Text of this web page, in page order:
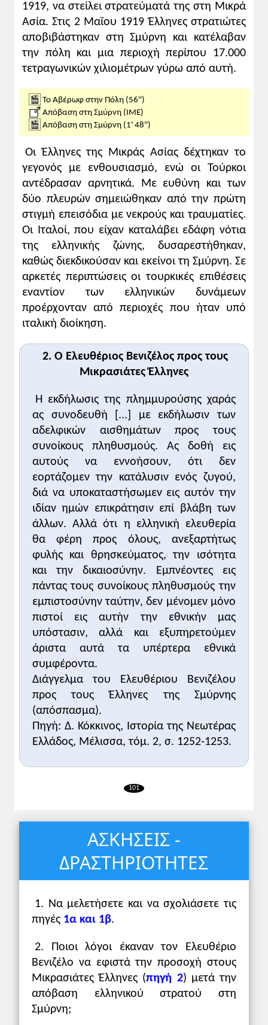
1919, να στείλει στρατεύματά της στη Μικρά
Ασία. Στις 2 Μαΐου 1919 Έλληνες στρατιώτες
αποβιβάστηκαν στη Σμύρνη και κατέλαβαν
την πόλη και μια περιοχή περίπου 17.000
τετραγωνικών χιλιομέτρων γύρω από αυτή.
Το Αβέρωφ στην Πόλη (56'')
Απόβαση στη Σμύρνη (ΙΜΕ)
Απόβαση στη Σμύρνη (1' 48'')
Οι Έλληνες της Μικράς Ασίας δέχτηκαν το
γεγονός με ενθουσιασμό, ενώ οι Τούρκοι
αντέδρασαν αρνητικά. Με ευθύνη και των
δύο πλευρών σημειώθηκαν από την πρώτη
στιγμή επεισόδια με νεκρούς και τραυματίες.
Οι Ιταλοί, που είχαν καταλάβει εδάφη νότια
της ελληνικής ζώνης, δυσαρεστήθηκαν,
καθώς διεκδικούσαν και εκείνοι τη Σμύρνη. Σε
αρκετές περιπτώσεις οι τουρκικές επιθέσεις
εναντίον των ελληνικών δυνάμεων
προέρχονταν από περιοχές που ήταν υπό
ιταλική διοίκηση.
2. Ο Ελευθέριος Βενιζέλος προς τους
Μικρασιάτες Έλληνες
Η εκδήλωσις της πλημμυρούσης χαράς
ας συνοδευθή [...] με εκδήλωσιν των
αδελφικών αισθημάτων προς τους
συνοίκους πληθυσμούς. Ας δοθή εις
αυτούς να εννοήσουν, ότι δεν
εορτάζομεν την κατάλυσιν ενός ζυγού,
διά να υποκαταστήσωμεν εις αυτόν την
ιδίαν ημών επικράτησιν επί βλάβη των
άλλων. Αλλά ότι η ελληνική ελευθερία
θα φέρη προς όλους, ανεξαρτήτως
φυλής και θρησκεύματος, την ισότητα
και την δικαιοσύνην. Εμπνέοντες εις
πάντας τους συνοίκους πληθυσμούς την
εμπιστοσύνην ταύτην, δεν μένομεν μόνο
πιστοί εις αυτήν την εθνικήν μας
υπόστασιν, αλλά και εξυπηρετούμεν
άριστα αυτά τα υπέρτερα εθνικά
συμφέροντα.
Διάγγελμα του Ελευθέριου Βενιζέλου
προς τους Έλληνες της Σμύρνης
(απόσπασμα).
Πηγή: Δ. Κόκκινος, Ιστορία της Νεωτέρας
Ελλάδος, Μέλισσα, τόμ. 2, σ. 1252-1253.
101
ΑΣΚΗΣΕΙΣ -
ΔΡΑΣΤΗΡΙΟΤΗΤΕΣ
1. Να μελετήσετε και να σχολιάσετε τις
πηγές 1α και 1β.
2. Ποιοι λόγοι έκαναν τον Ελευθέριο
Βενιζέλο να εφιστά την προσοχή στους
Μικρασιάτες Έλληνες (πηγή 2) μετά την
απόβαση ελληνικού στρατού στη
Σμύρνη;